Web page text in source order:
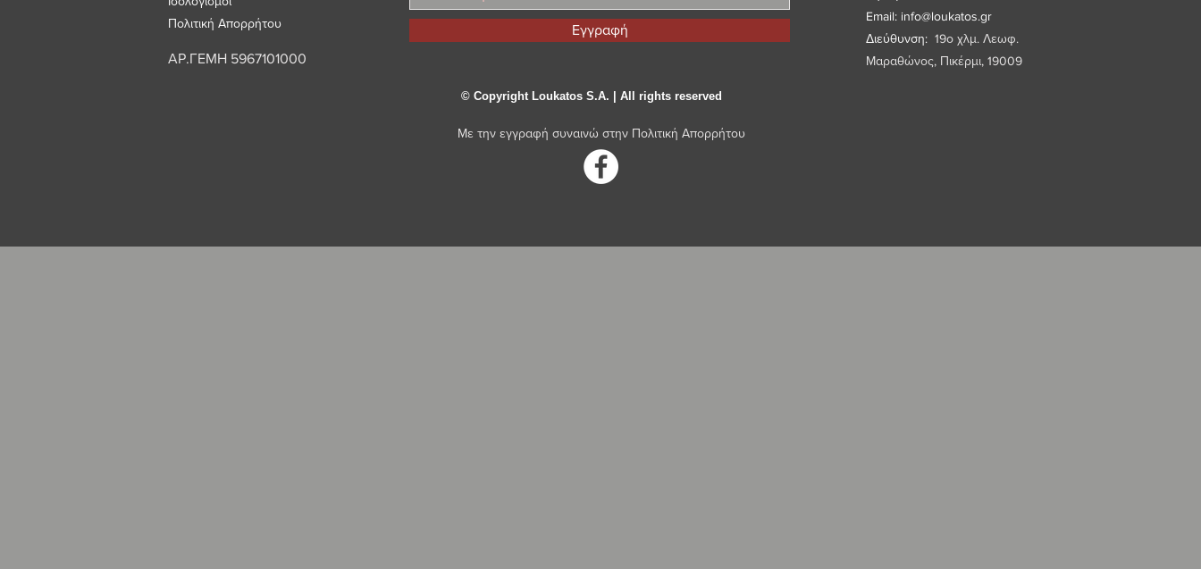
Πολιτική Απορρήτου
ΑΡ.ΓΕΜΗ 5967101000
Εγγραφή
Email: info@loukatos.gr
Διεύθυνση: 19ο χλμ. Λεωφ.
Μαραθώνος, Πικέρμι, 19009
© Copyright Loukatos S.A. | All rights reserved
Με την εγγραφή συναινώ στην Πολιτική Απορρήτου